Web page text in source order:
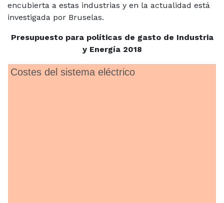
encubierta a estas industrias y en la actualidad está
investigada por Bruselas.
Presupuesto para políticas de gasto de Industria
y Energía 2018
Costes del sistema eléctrico